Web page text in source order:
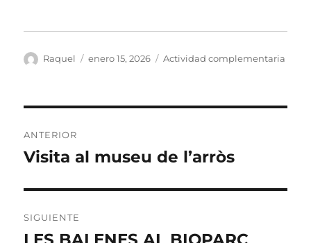
Autor
Raquel
Publicado
enero 15, 2026 Categorías
Actividad complementaria
de
ANTERIOR
Entrada
Visita al museu de l’arròs
SIGUIENTE
Entrada